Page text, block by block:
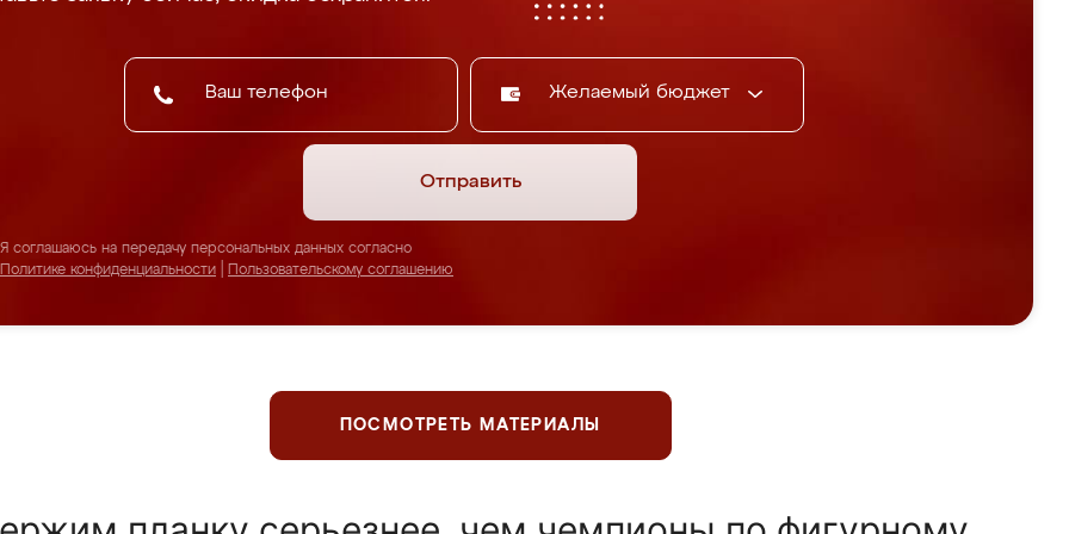
Желаемый бюджет
Отправить
Я соглашаюсь на передачу персональных данных согласно
Политике конфиденциальности
Пользовательскому соглашению
ПОСМОТРЕТЬ МАТЕРИАЛЫ